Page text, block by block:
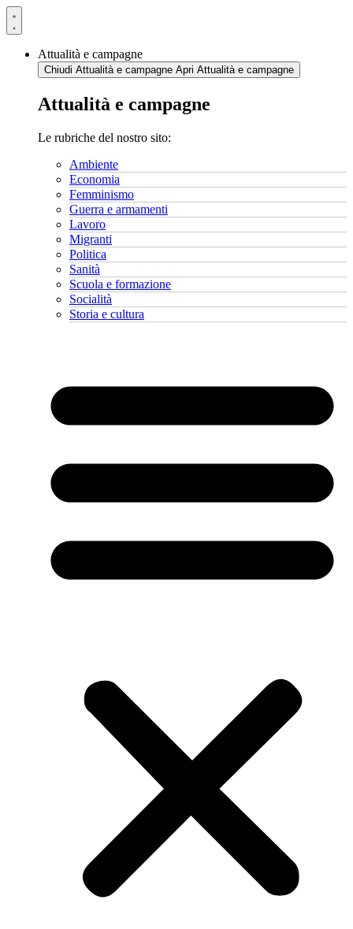
Vai
al
Attualità e campagne
Chiudi Attualità e campagne Apri Attualità e campagne
Attualità e campagne
Le rubriche del nostro sito:
Ambiente
Economia
Femminismo
Guerra e armamenti
Lavoro
Migranti
Politica
Sanità
Scuola e formazione
Socialità
Storia e cultura